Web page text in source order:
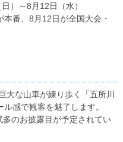
）～8月12日（水）
番、8月12日が全国大会・
大な山車が練り歩く「五所川
感で観客を魅了します。
のお披露目が予定されてい